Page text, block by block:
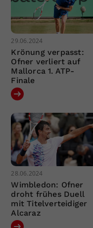
29.06.2024
Krönung verpasst:
Ofner verliert auf
Mallorca 1. ATP-
Finale
28.06.2024
Wimbledon: Ofner
droht frühes Duell
mit Titelverteidiger
Alcaraz